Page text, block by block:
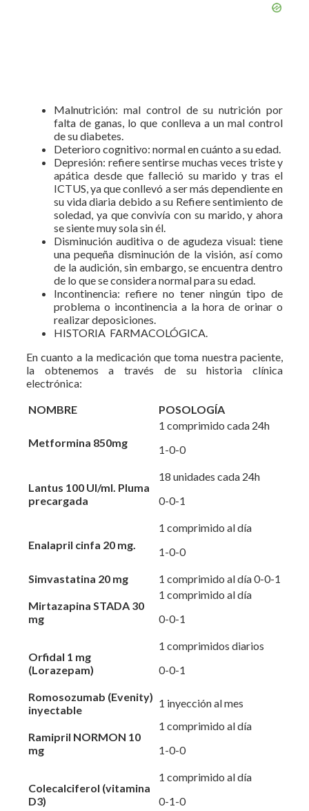
Malnutrición: mal control de su nutrición por
falta de ganas, lo que conlleva a un mal control
de su diabetes.
Deterioro cognitivo: normal en cuánto a su edad.
Depresión: refiere sentirse muchas veces triste y
apática desde que falleció su marido y tras el
ICTUS, ya que conllevó a ser más dependiente en
su vida diaria debido a su Refiere sentimiento de
soledad, ya que convivía con su marido, y ahora
se siente muy sola sin él.
Disminución auditiva o de agudeza visual: tiene
una pequeña disminución de la visión, así como
de la audición, sin embargo, se encuentra dentro
de lo que se considera normal para su edad.
Incontinencia: refiere no tener ningún tipo de
problema o incontinencia a la hora de orinar o
realizar deposiciones.
HISTORIA FARMACOLÓGICA.
En cuanto a la medicación que toma nuestra paciente,
la obtenemos a través de su historia clínica
electrónica:
NOMBRE
POSOLOGÍA
Metformina 850mg
1 comprimido cada 24h
1-0-0
Lantus 100 UI/ml. Pluma
precargada
18 unidades cada 24h
0-0-1
Enalapril cinfa 20 mg.
1 comprimido al día
1-0-0
Simvastatina 20 mg 1 comprimido al día 0-0-1
Mirtazapina STADA 30
mg
1 comprimido al día
0-0-1
Orfidal 1 mg
(Lorazepam)
1 comprimidos diarios
0-0-1
Romosozumab (Evenity)
inyectable
1 inyección al mes
Ramipril NORMON 10
mg
1 comprimido al día
1-0-0
Colecalciferol (vitamina
D3)
1 comprimido al día
0-1-0